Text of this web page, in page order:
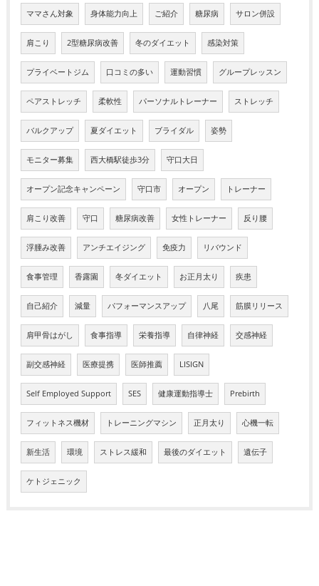
ママさん対象 身体能力向上 ご紹介 糖尿病 サロン併設
肩こり 2型糖尿病改善 冬のダイエット 感染対策
プライベートジム 口コミの多い 運動習慣 グループレッスン
ペアストレッチ 柔軟性 パーソナルトレーナー ストレッチ
バルクアップ 夏ダイエット ブライダル 姿勢
モニター募集 西大橋駅徒歩3分 守口大日
オープン記念キャンペーン 守口市 オープン トレーナー
肩こり改善 守口 糖尿病改善 女性トレーナー 反り腰
浮腫み改善 アンチエイジング 免疫力 リバウンド
食事管理 香露園 冬ダイエット お正月太り 疾患
自己紹介 減量 パフォーマンスアップ 八尾 筋膜リリース
肩甲骨はがし 食事指導 栄養指導 自律神経 交感神経
副交感神経 医療提携 医師推薦 LISIGN
Self Employed Support SES 健康運動指導士 Prebirth
フィットネス機材 トレーニングマシン 正月太り 心機一転
新生活 環境 ストレス緩和 最後のダイエット 遺伝子
ケトジェニック